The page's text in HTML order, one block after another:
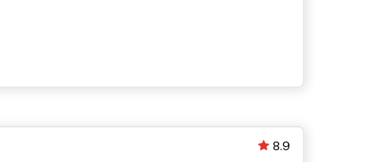
8.9